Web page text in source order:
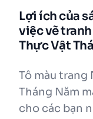
Lợi ích của
việc vẽ
Thực Vật
Tô màu trang
Tháng Năm
cho các bạn